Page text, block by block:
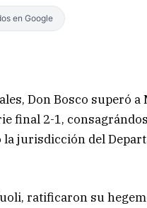
en Google
Don Bosco superó a
final 2-1,
jurisdicción del
ratificaron su